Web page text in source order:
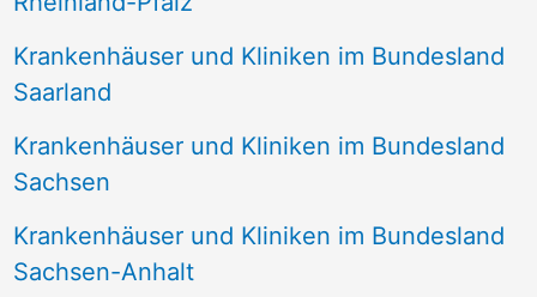
Krankenhäuser und Kliniken im Bundesland
Saarland
Krankenhäuser und Kliniken im Bundesland
Sachsen
Krankenhäuser und Kliniken im Bundesland
Sachsen-Anhalt